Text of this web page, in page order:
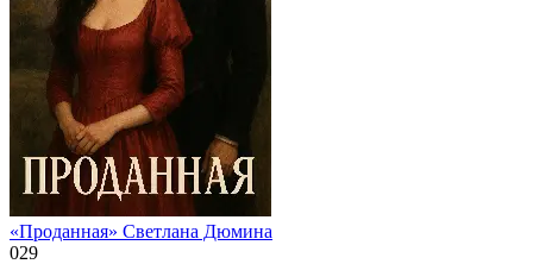
«Проданная» Светлана Дюмина
029